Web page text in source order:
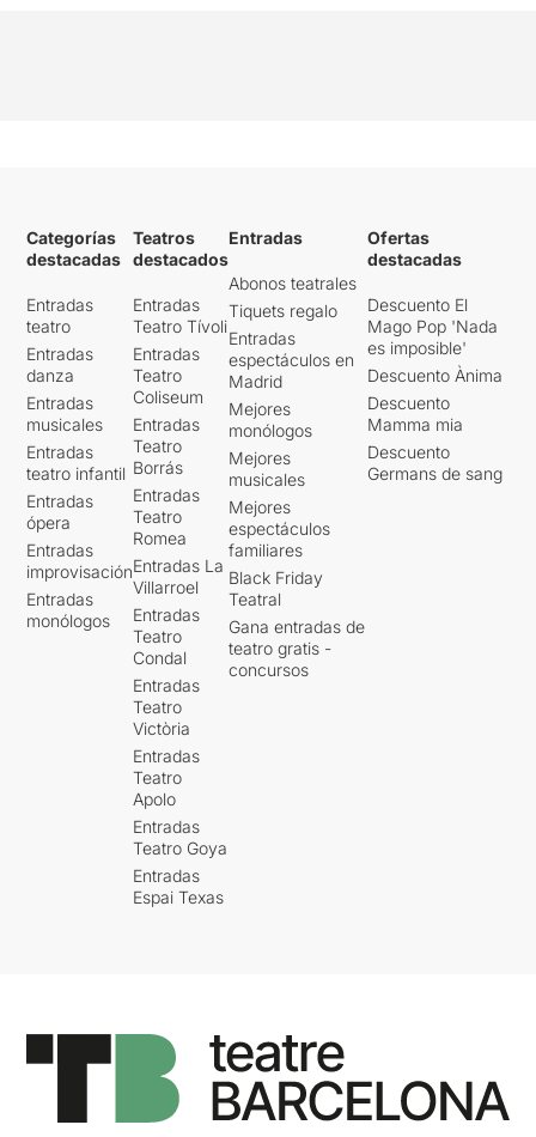
Categorías
destacadas
Entradas
teatro
Entradas
danza
Entradas
musicales
Entradas
teatro infantil
Entradas
ópera
Entradas
improvisación
Entradas
monólogos
Teatros
destacados
Entradas
Teatro Tívoli
Entradas
Teatro
Coliseum
Entradas
Teatro
Borrás
Entradas
Teatro
Romea
Entradas La
Villarroel
Entradas
Teatro
Condal
Entradas
Teatro
Victòria
Entradas
Teatro
Apolo
Entradas
Teatro Goya
Entradas
Espai Texas
Entradas
Abonos teatrales
Tiquets regalo
Entradas
espectáculos en
Madrid
Mejores
monólogos
Mejores
musicales
Mejores
espectáculos
familiares
Black Friday
Teatral
Gana entradas de
teatro gratis -
concursos
Ofertas
destacadas
Descuento El
Mago Pop 'Nada
es imposible'
Descuento Ànima
Descuento
Mamma mia
Descuento
Germans de sang